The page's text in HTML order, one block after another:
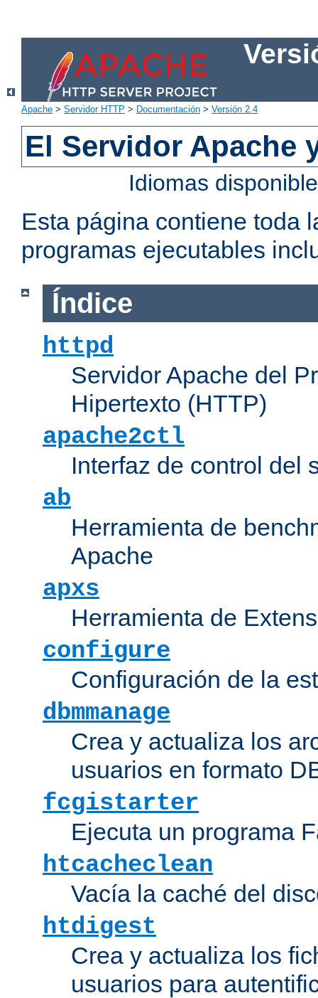
Apache > Servidor HTTP > Documentación > Versión 2.4
El Servidor Apache
Idiomas
Esta página contiene toda
programas ejecutables
Índice
httpd
Servidor Apache del
Hipertexto (HTTP)
apache2ctl
Interfaz de control del
ab
Herramienta de
Apache
apxs
Herramienta de
configure
Configuración de la
dbmmanage
Crea y actualiza los
usuarios en formato
fcgistarter
Ejecuta un programa
htcacheclean
Vacía la caché del
htdigest
Crea y actualiza los
usuarios para